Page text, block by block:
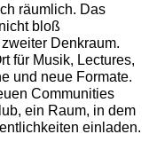
räumlich. Das
bloß
Denkraum.
für Musik, Lectures,
und neue Formate.
Communities
ein Raum, in dem
einladen.